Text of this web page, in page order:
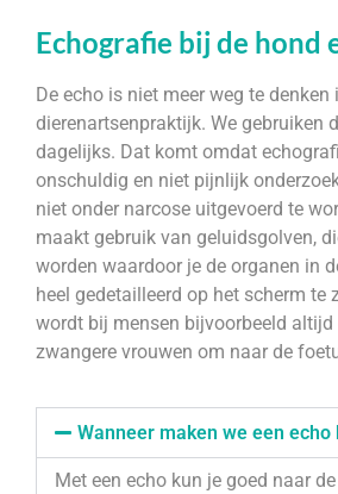
Echografie bij de hond
De echo is niet meer weg te denken
dierenartsenpraktijk. We gebruiken
dagelijks. Dat komt omdat
onschuldig en niet pijnlijk
niet onder narcose uitgevoerd te
maakt gebruik van geluidsgolven,
worden waardoor je de organen in
heel gedetailleerd op het scherm te
wordt bij mensen bijvoorbeeld altijd
zwangere vrouwen om naar de
Wanneer maken we een
Met een echo kun je goed naar